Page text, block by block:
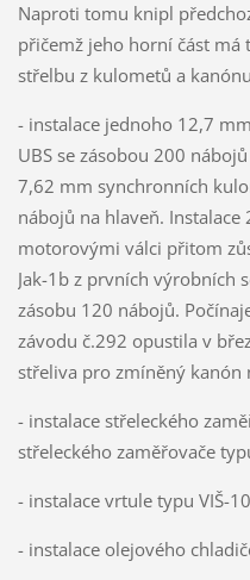
Naproti tomu knipl
přičemž jeho horní část
střelbu z kulometů a
- instalace jednoho 12,7
UBS se zásobou 200
7,62 mm synchronních
nábojů na hlaveň. Instalace
motorovými válci přitom
Jak-1b z prvních výrobních
zásobu 120 nábojů.
závodu č.292 opustila v
střeliva pro zmíněný kanón
- instalace střeleckého
střeleckého zaměřovače
- instalace vrtule typu VIŠ-
- instalace olejového